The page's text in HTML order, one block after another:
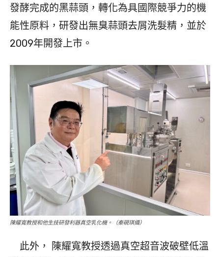
發酵完成的黑蒜頭，轉化為具國際競爭力的機
能性原料，研發出無臭蒜頭去屑洗髮精，並於
2009年開發上市。
陳耀寬教授和他生技研發利器真空乳化機。（秦硯琪攝）
此外， 陳耀寬教授透過真空超音波破壁低溫